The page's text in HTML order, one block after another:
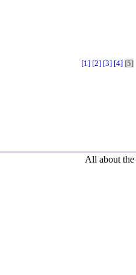
[1] [2] [3] [4] [5]
All about